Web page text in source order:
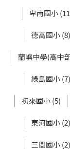
卑南國小
德高國小 (8)
蘭嶼中學(高中
綠島國小 (7)
初來國小 (5)
東河國小 (2)
三間國小 (2)